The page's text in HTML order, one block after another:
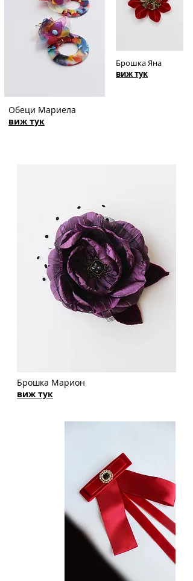
Брошка Яна
виж тук
Обеци Мариела
виж тук
Брошка Марион
виж тук